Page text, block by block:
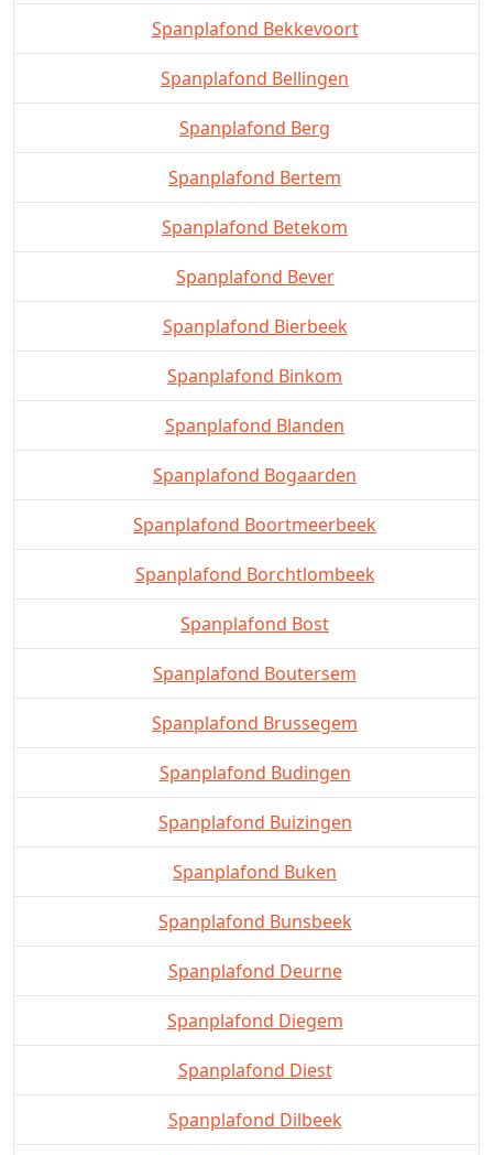
Spanplafond Bekkevoort
Spanplafond Bellingen
Spanplafond Berg
Spanplafond Bertem
Spanplafond Betekom
Spanplafond Bever
Spanplafond Bierbeek
Spanplafond Binkom
Spanplafond Blanden
Spanplafond Bogaarden
Spanplafond Boortmeerbeek
Spanplafond Borchtlombeek
Spanplafond Bost
Spanplafond Boutersem
Spanplafond Brussegem
Spanplafond Budingen
Spanplafond Buizingen
Spanplafond Buken
Spanplafond Bunsbeek
Spanplafond Deurne
Spanplafond Diegem
Spanplafond Diest
Spanplafond Dilbeek